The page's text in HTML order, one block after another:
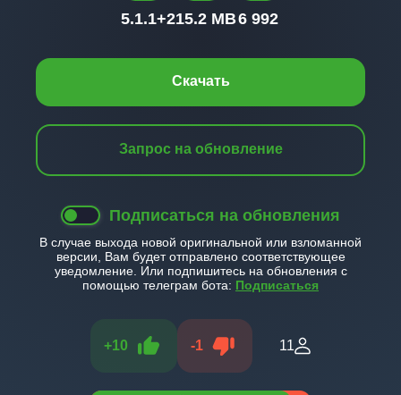
Скачать
Запрос на обновление
Подписаться на обновления
В случае выхода новой оригинальной или взломанной
версии, Вам будет отправлено соответствующее
уведомление. Или подпишитесь на обновления с
помощью телеграм бота: Подписаться
+10 -1 11
5.1.1+215.2 MB6 992